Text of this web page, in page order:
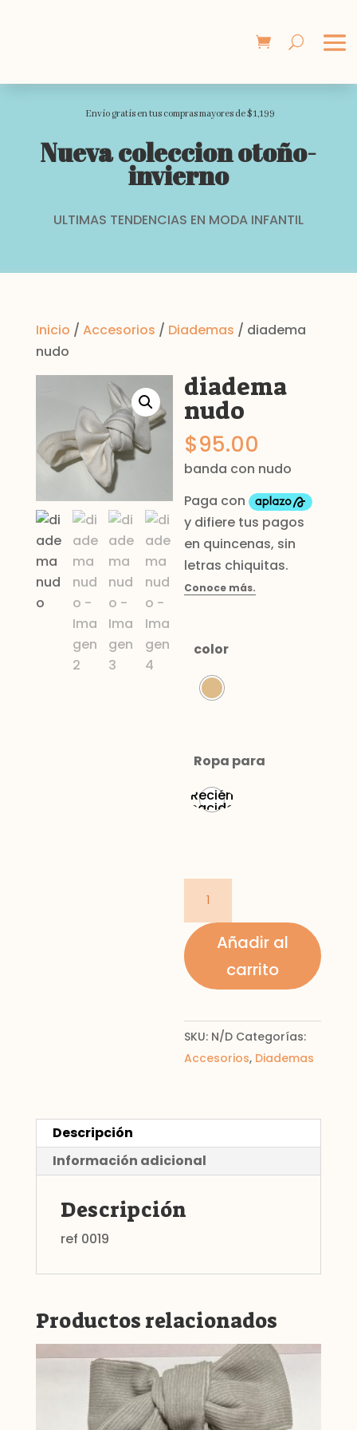
Envio gratis en tus compras mayores de $1,199
Nueva coleccion otoño-
invierno
ULTIMAS TENDENCIAS EN MODA INFANTIL
Inicio / Accesorios / Diademas / diadema
nudo
diadema
nudo
$95.00
banda con nudo
color
Ropa para
Recién
nacido
nudo
cantidadAñadir al
carrito
SKU: N/D Categorías:
Accesorios, Diademas
Descripción
Información adicional
Descripción
ref 0019
Productos relacionados